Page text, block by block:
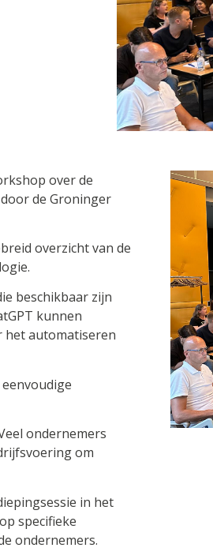
over de
de Groninger
overzicht van de
beschikbaar zijn
kunnen
het automatiseren
ondernemers
om
in het
specifieke
ondernemers.